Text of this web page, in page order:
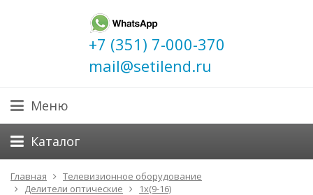
+7 (351) 7-000-370
mail@setilend.ru
Меню
Каталог
Главная
Телевизионное оборудование
Делители оптические
1x(9-16)